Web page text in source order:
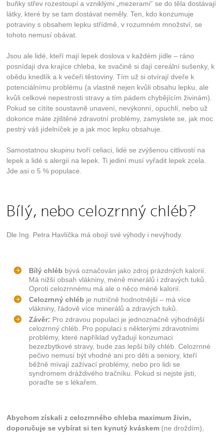
buňky střev rozestoupí a vzniklými „mezerami“ se do těla dostávají
látky, které by se tam dostávat neměly. Ten, kdo konzumuje
potraviny s obsahem lepku střídmě, v rozumném množství, se
tohoto nemusí obávat.
Jsou ale lidé, kteří mají lepek doslova v každém jídle – ráno
posnídají dva krajíce chleba, ke svačině si dají cereální sušenky, k
obědu knedlík a k večeři těstoviny. Tím už si otvírají dveře k
potenciálnímu problému (a vlastně nejen kvůli obsahu lepku, ale
kvůli celkové nepestrosti stravy a tím pádem chybějícím živinám).
Pokud se cítíte soustavně unavení, nevýkonní, opuchlí, nebo už
dokonce máte zjištěné zdravotní problémy, zamyslete se, jak moc
pestrý váš jídelníček je a jak moc lepku obsahuje.
Samostatnou skupinu tvoří celiaci, lidé se zvýšenou citlivostí na
lepek a lidé s alergií na lepek. Ti jediní musí vyřadit lepek zcela.
Jde asi o 5 % populace.
Bílý, nebo celozrnný chléb?
Dle Ing. Petra Havlíčka má obojí své výhody i nevýhody.
Bílý chléb bývá označován jako zdroj prázdných kalorií.
Má nižší obsah vlákniny, méně minerálů i zdravých tuků.
Oproti celozrnnému má ale o něco méně kalorií.
Celozrnný chléb je nutričně hodnotnější – má více
vlákniny, řádově více minerálů a zdravých tuků.
Závěr: Pro zdravou populaci je jednoznačně výhodnější
celozrnný chléb. Pro populaci s některými zdravotními
problémy, které například vyžadují konzumaci
bezezbytkové stravy, bude zas lepší bílý chléb. Celozrnné
pečivo nemusí být vhodné ani pro děti a seniory, kteří
běžně mívají zažívací problémy, nebo pro lidi se
syndromem dráždivého tračníku. Pokud si nejste jisti,
poraďte se s lékařem.
Abychom získali z celozrnného chleba maximum živin,
doporučuje se vybírat si ten kynutý kváskem (ne droždím),